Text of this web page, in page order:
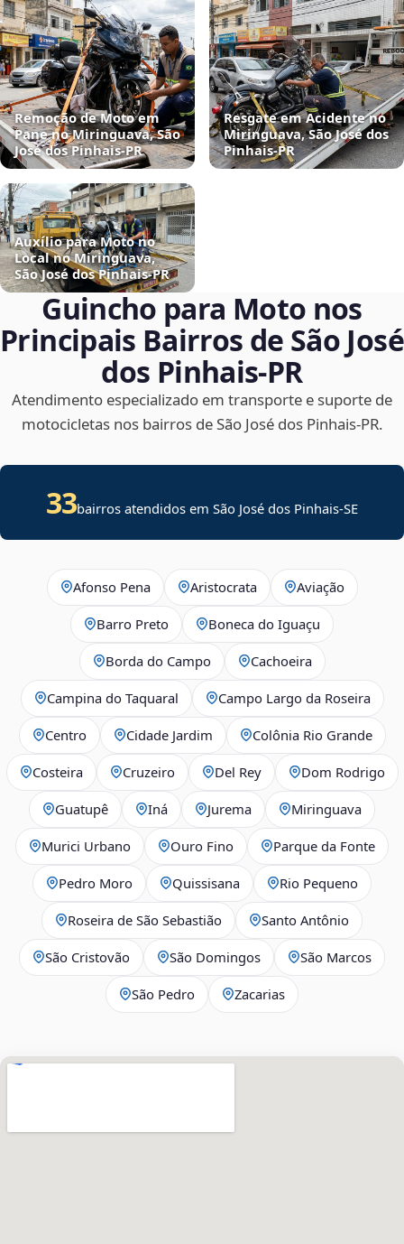
Remoção de Moto em
Pane no Miringuava, São
José dos Pinhais‑PR
Resgate em Acidente no
Miringuava, São José dos
Pinhais‑PR
Auxílio para Moto no
Local no Miringuava,
São José dos Pinhais‑PR
Guincho para Moto nos
Principais Bairros de São José
dos Pinhais‑PR
Atendimento especializado em transporte e suporte de
motocicletas nos bairros de São José dos Pinhais‑PR.
33bairros atendidos emSão José dos Pinhais-SE
Afonso Pena Aristocrata Aviação
Barro Preto Boneca do Iguaçu
Borda do Campo Cachoeira
Campina do Taquaral Campo Largo da Roseira
Centro Cidade Jardim Colônia Rio Grande
Costeira Cruzeiro Del Rey Dom Rodrigo
Guatupê Iná Jurema Miringuava
Murici Urbano Ouro Fino Parque da Fonte
Pedro Moro Quissisana Rio Pequeno
Roseira de São Sebastião Santo Antônio
São Cristovão São Domingos São Marcos
São Pedro Zacarias